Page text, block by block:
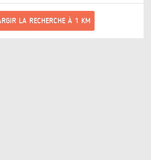
LA RECHERCHE À 1 KM